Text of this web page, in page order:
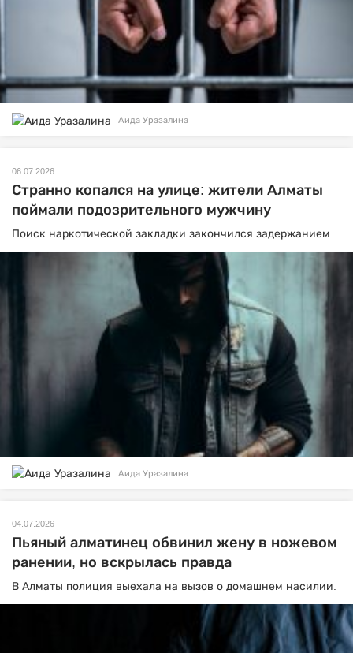
Аида Уразалина
06.07.2026
Странно копался на улице: жители Алматы
поймали подозрительного мужчину
Поиск наркотической закладки закончился задержанием.
Аида Уразалина
04.07.2026
Пьяный алматинец обвинил жену в ножевом
ранении, но вскрылась правда
В Алматы полиция выехала на вызов о домашнем насилии.